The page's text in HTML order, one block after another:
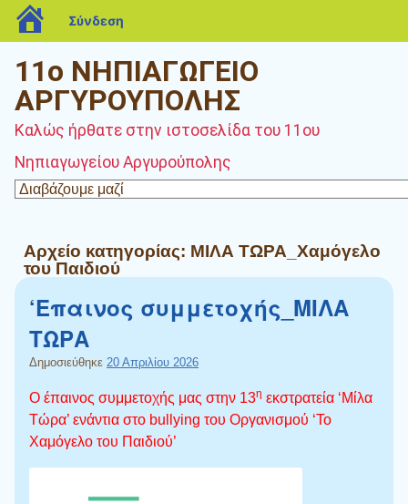
11ο ΝΗΠΙΑΓΩΓΕΙΟ
ΑΡΓΥΡΟΥΠΟΛΗΣ
Καλώς ήρθατε στην ιστοσελίδα του 11ου
Νηπιαγωγείου Αργυρούπολης
Αρχείο κατηγορίας: ΜΙΛΑ ΤΩΡΑ_Χαμόγελο
του Παιδιού
‘Επαινος συμμετοχής_ΜΙΛΑ
ΤΩΡΑ
Δημοσιεύθηκε 20 Απριλίου 2026
Ο έπαινος συμμετοχής μας στην 13η εκστρατεία ‘Μίλα
Τώρα’ ενάντια στο bullying του Οργανισμού ‘Το
Χαμόγελο του Παιδιού’
blogs.sch.gr
Σύνδεση